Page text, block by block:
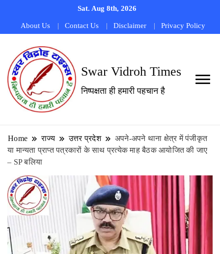
Sat. Aug 8th, 2026
About Us Contact Us Disclaimer Privacy Policy
Swar Vidroh Times
निष्पक्षता ही हमारी पहचान है
Home राज्य उत्तर प्रदेश
अपने-अपने थाना क्षेत्र में पंजीकृत
या मान्यता प्राप्त पत्रकारों के साथ प्रत्येक माह बैठक आयोजित की जाए
– SP बलिया